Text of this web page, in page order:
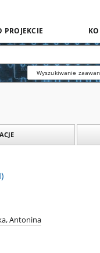
PROJEKCIE
Wyszukiwanie
Antonina